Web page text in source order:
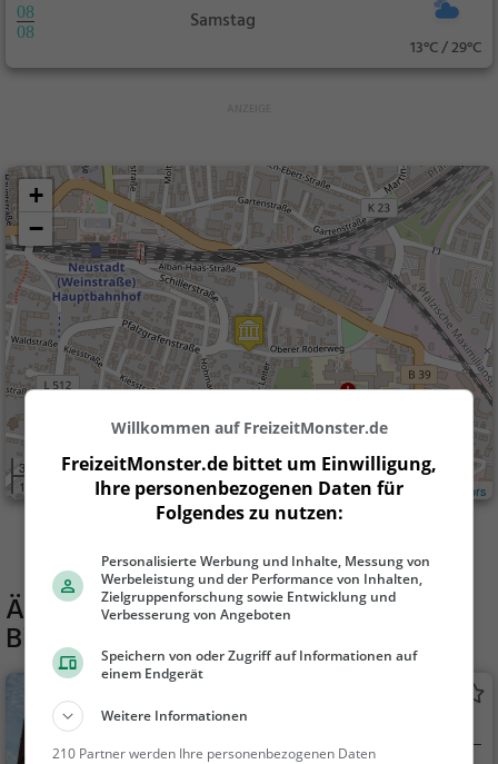
08
08
Samstag
13°C / 29°C
+
−
300 m
1000 ft
Leaflet| ©OpenStreetMap contributors
Ähnliche Aktivitäten wiePfälzisches
Bibelmuseum
Aussichtsturm in Neustadt an der
Weinstraße
Willkommen auf FreizeitMonster.de
FreizeitMonster.de bittet um Einwilligung,
Ihre personenbezogenen Daten für
Folgendes zu nutzen:
Personalisierte Werbung und Inhalte, Messung von
Werbeleistung und der Performance von Inhalten,
Zielgruppenforschung sowie Entwicklung und
Verbesserung von Angeboten
Speichern von oder Zugriff auf Informationen auf
einem Endgerät
Weitere Informationen
210 Partner werden Ihre personenbezogenen Daten